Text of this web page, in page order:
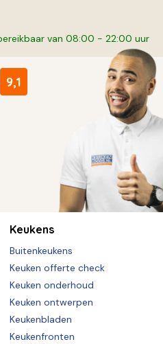
van 08:00 - 22:00 uur
9,1
Keukens
Buitenkeukens
Keuken offerte check
Keuken onderhoud
Keuken ontwerpen
Keukenbladen
Keukenfronten